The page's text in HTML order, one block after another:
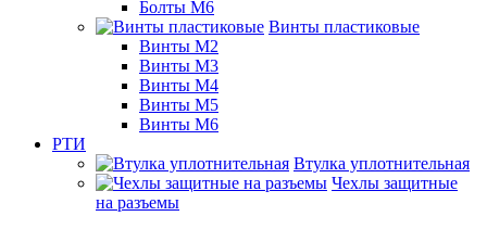
Болты М6
Винты пластиковые
Винты М2
Винты М3
Винты М4
Винты М5
Винты М6
РТИ
Втулка уплотнительная
Чехлы защитные
на разъемы